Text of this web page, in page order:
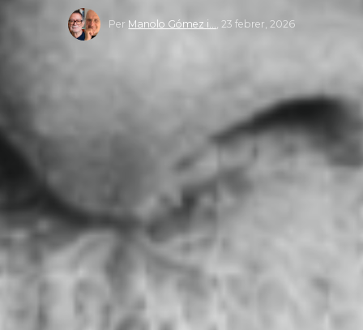
Per Manolo Gómez i…, 23 febrer, 2026